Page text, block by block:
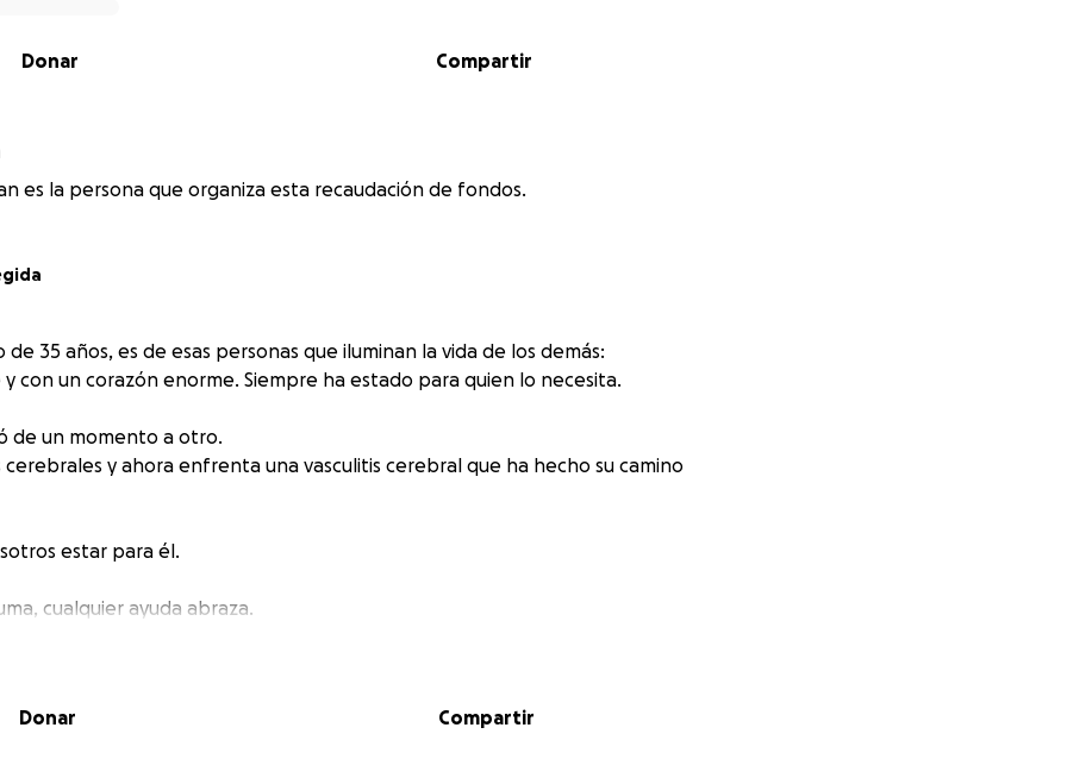
Compartir
Donar
es la persona que organiza esta recaudación de fondos.
de 35 años, es de esas personas que iluminan la vida de los demás:
con un corazón enorme. Siempre ha estado para quien lo necesita.
de un momento a otro.
y ahora enfrenta una vasculitis cerebral que ha hecho su camino
estar para él.
cualquier ayuda abraza.
en este momento tan difícil.
Donar Compartir